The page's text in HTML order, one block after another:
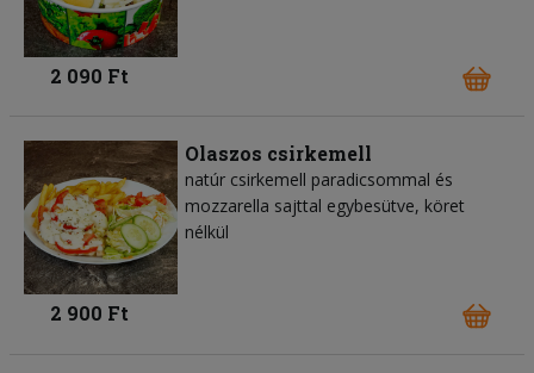
2 090 Ft
Olaszos csirkemell
natúr csirkemell paradicsommal és
mozzarella sajttal egybesütve, köret
nélkül
2 900 Ft